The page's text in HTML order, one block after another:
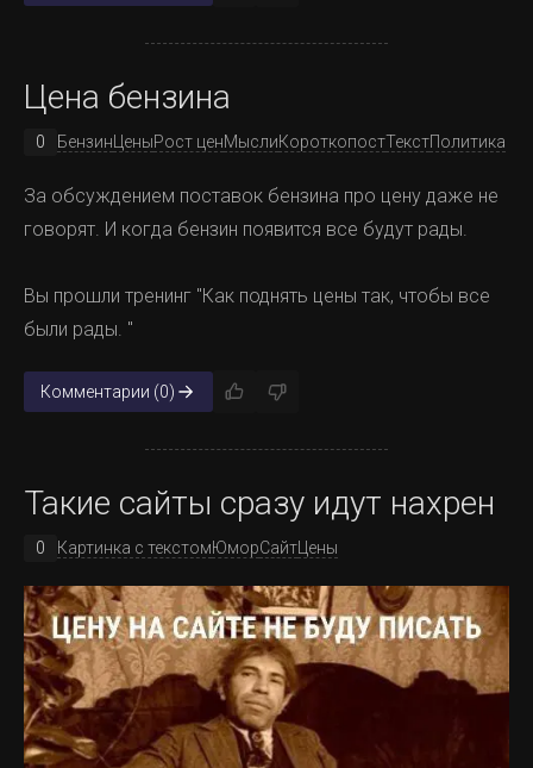
Цена бензина
0 Бензин ЦеныРост ценМыслиКороткопостТекстПолитика
За обсуждением поставок бензина про цену даже не
говорят. И когда бензин появится все будут рады.
Вы прошли тренинг "Как поднять цены так, чтобы все
были рады. "
Комментарии (0)
Такие сайты сразу идут нахрен
0 Картинка с текстомЮморСайт Цены